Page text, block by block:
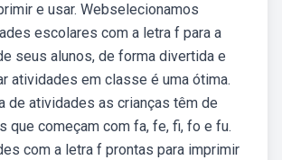
e usar. Webselecionamos
escolares com a letra f para a
seus alunos, de forma divertida e
atividades em classe é uma ótima.
de atividades as crianças têm de
que começam com fa, fe, fi, fo e fu.
com a letra f prontas para imprimir